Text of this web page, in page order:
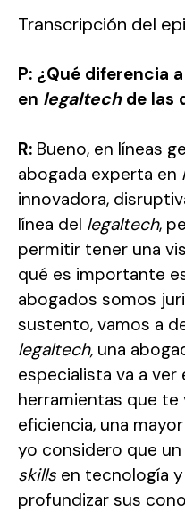
Transcripción del
P: ¿Qué diferencia
en legaltechde las
R: Bueno, en líneas
abogada experta en
innovadora,
línea del legaltech,
permitir tener una
qué es importante
abogados somos
sustento, vamos a
legaltech, una
especialista va a ver
herramientas que te
eficiencia, una
yo considero que
skills en tecnología
profundizar sus